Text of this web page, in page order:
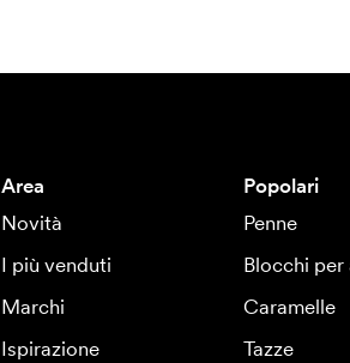
Area
Novità
I più venduti
Marchi
Ispirazione
Popolari
Penne
Blocchi
Caramelle
Tazze